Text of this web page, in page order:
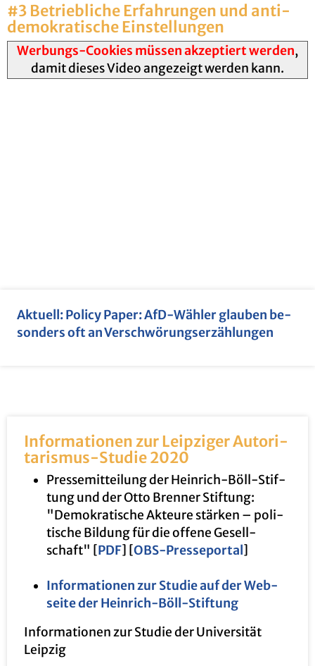
#3 Be­trieb­li­che Er­fah­run­gen und an­ti­
de­mo­kra­ti­sche Ein­stel­lun­gen
Werbungs-Cookies müssen akzeptiert werden,
damit dieses Video angezeigt werden kann.
Ak­tu­ell: Po­li­cy Paper: AfD-Wäh­ler glau­ben be­
son­ders oft an Ver­schwö­rungs­er­zäh­lun­gen
In­for­ma­tio­nen zur Leip­zi­ger Au­to­ri­
ta­ris­mus-Stu­die 2020
Pres­se­mit­tei­lung der Hein­rich-Böll-Stif­
tung und der Otto Bren­ner Stif­tung:
"De­mo­kra­ti­sche Ak­teu­re stär­ken – po­li­
ti­sche Bil­dung für die of­fe­ne Ge­sell­
schaft" [PDF] [OBS-Pres­se­por­tal ]
In­for­ma­tio­nen zur Stu­die auf der Web­
sei­te der Hein­rich-Böll-Stif­tung
In­for­ma­tio­nen zur Stu­die der Uni­ver­si­tät
Leip­zig